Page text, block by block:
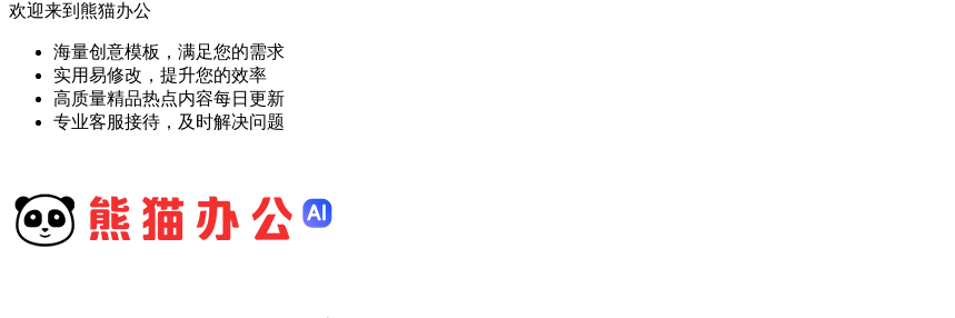
欢迎来到熊猫办公
海量创意模板，满足您的需求
实用易修改，提升您的效率
高质量精品热点内容每日更新
专业客服接待，及时解决问题